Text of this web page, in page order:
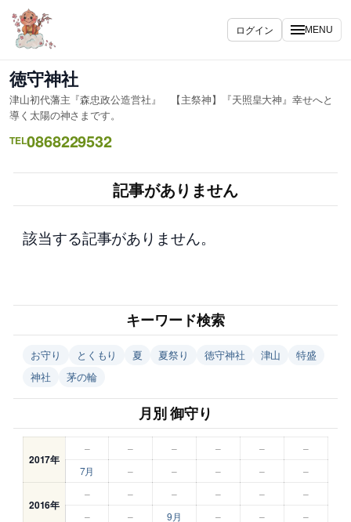
内
容
ス
キ
ッ
プ
ログイン MENU
徳守神社
津山初代藩主『森忠政公造営社』 【主祭神】『天照皇大神』幸せへと
導く太陽の神さまです。
TEL0868229532
記事がありません
該当する記事がありません。
キーワード検索
お守り とくもり 夏 夏祭り 徳守神社 津山
特盛
神社
茅の輪
月別 御守り
2017年
– – – – –
–
7月
– – – – –
2016年
– – – – –
–
–
– 9月 – – –